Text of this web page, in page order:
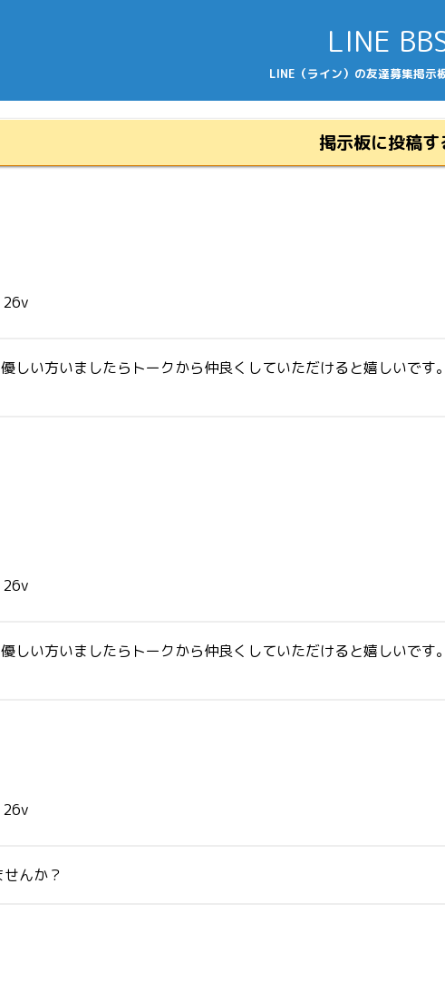
LINE
LINE（ライン）の友達募集掲示
掲示板に投稿す
しい方いましたらトークから仲良くしていただけると嬉しいで
しい方いましたらトークから仲良くしていただけると嬉しいで
んか？